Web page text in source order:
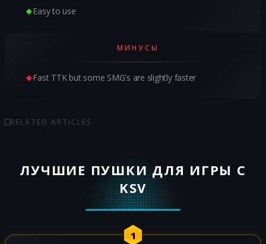
Easy to use
МИНУСЫ
Fast TTK but some SMG's are slightly faster
RELATED ARTICLES
ЛУЧШИЕ ПУШКИ ДЛЯ ИГРЫ С
KSV
1